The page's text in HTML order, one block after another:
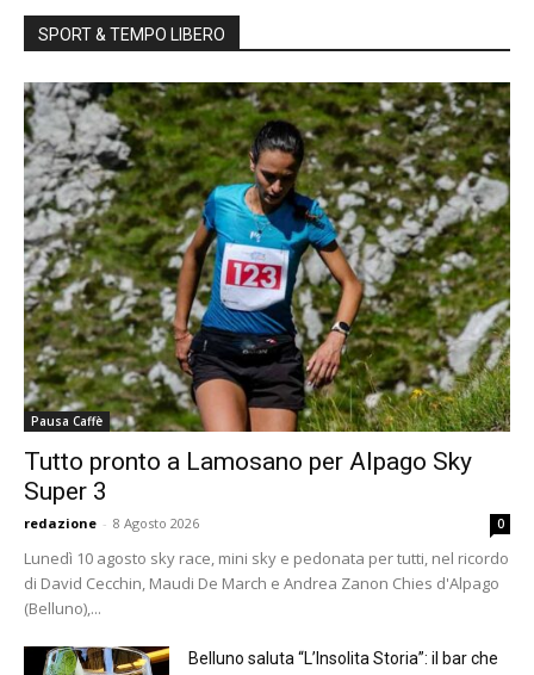
SPORT & TEMPO LIBERO
Pausa Caffè
Tutto pronto a Lamosano per Alpago Sky
Super 3
redazione - 8 Agosto 2026 0
Lunedì 10 agosto sky race, mini sky e pedonata per tutti, nel ricordo
di David Cecchin, Maudi De March e Andrea Zanon Chies d'Alpago
(Belluno),...
Belluno saluta “L’Insolita Storia”: il bar che